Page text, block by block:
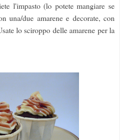
l'impasto (lo potete mangiare se
una/due amarene e decorate, con
lo sciroppo delle amarene per la